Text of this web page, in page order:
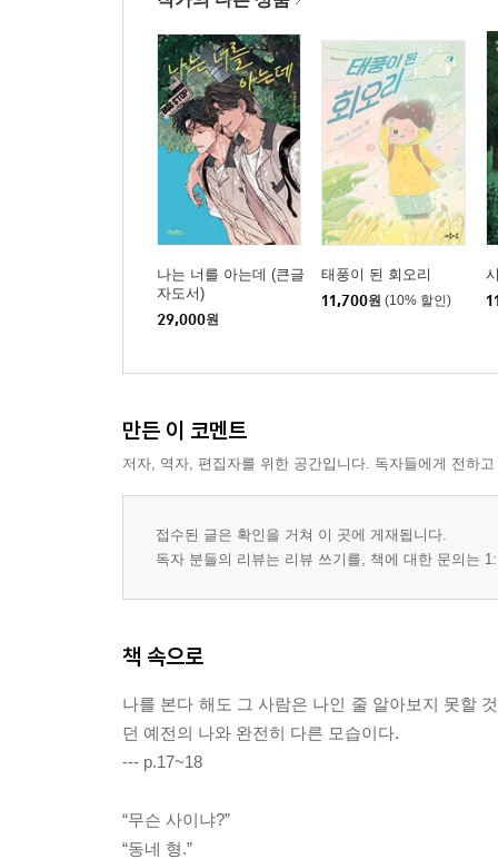
나는 너를 아는데 (큰글
자도서)
29,000원
태풍이 된 회오리
11,700원 (10% 할인)
만든 이 코멘트
저자, 역자, 편집자를 위한 공간입니다. 독자들에게 전하
접수된 글은 확인을 거쳐 이 곳에 게재됩니다.
독자 분들의 리뷰는 리뷰 쓰기를, 책에 대한 문의는
책 속으로
나를 본다 해도 그 사람은 나인 줄 알아보지 못할
던 예전의 나와 완전히 다른 모습이다.
--- p.17~18
“무슨 사이냐?”
“동네 형.”